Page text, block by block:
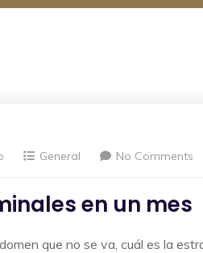
General No Comments
en un mes
que no se va, cuál es la